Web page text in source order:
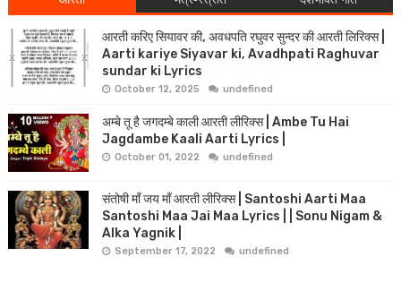
आरती करिए सियावर की, अवधपति रघुवर सुन्दर की आरती लिरिक्स |
Aarti kariye Siyavar ki, Avadhpati Raghuvar
sundar ki Lyrics
October 12, 2025 undefined
अम्बे तू है जगदम्बे काली आरती लीरिक्स | Ambe Tu Hai
Jagdambe Kaali Aarti Lyrics |
October 01, 2022 undefined
संतोषी माँ जय माँ आरती लीरिक्स | Santoshi Aarti Maa
Santoshi Maa Jai Maa Lyrics | | Sonu Nigam &
Alka Yagnik |
September 17, 2022 undefined